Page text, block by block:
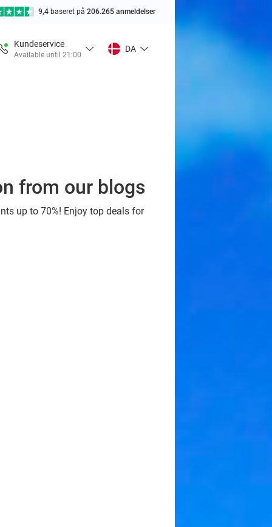
9,4 baseret på 206.265 anmeldelser
Kundeservice
Available until 21:00
DA
from our blogs
up to 70%! Enjoy top deals for